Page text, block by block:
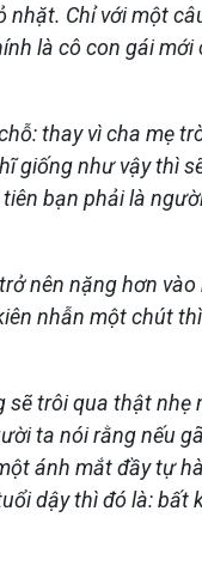
nhặt. Chỉ với một
là cô con gái
thay vì cha mẹ
giống như vậy thì
bạn phải là
nên nặng hơn
nhẫn một chút
trôi qua thật nhẹ
ta nói rằng nếu
ánh mắt đầy tự
dậy thì đó là: bất